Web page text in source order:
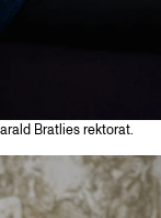
Bratlies rektorat.